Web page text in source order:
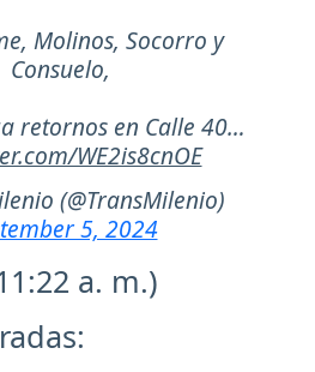
Molinos, Socorro y
Consuelo,
retornos en Calle 40…
WE2is8cnOE
(@TransMilenio)
5, 2024
a. m.)